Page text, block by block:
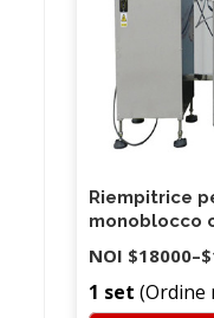
Riempitrice
monoblocco
automatica 3
NOI $18000–
1 set (Ordine